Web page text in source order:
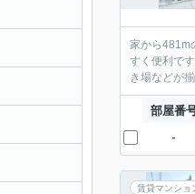
家から481m
すく便利で
き場などが
部屋番
-
賃貸マンショ